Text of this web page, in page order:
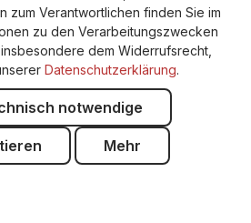
zum Verantwortlichen finden Sie im
zu den Verarbeitungszwecken
dem Widerrufsrecht,
Datenschutzerklärung.
notwendige
Mehr